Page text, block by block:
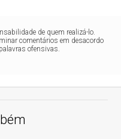
de quem realizá-lo.
comentários em desacordo
ofensivas.